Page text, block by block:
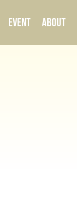
EVENT ABOUT